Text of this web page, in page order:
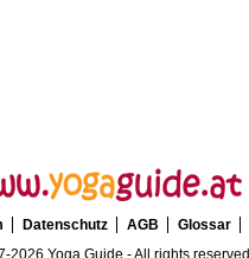
Datenschutz AGB Glossar
2026 Yoga Guide - All rights reserved